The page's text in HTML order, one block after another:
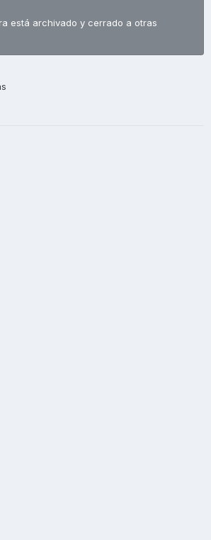
está archivado y cerrado a otras